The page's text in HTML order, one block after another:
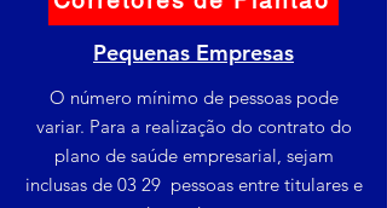
Pequenas Empresas
O número mínimo de pessoas pode
variar. Para a realização do contrato do
plano de saúde empresarial, sejam
inclusas de 03 29 pessoas entre titulares e